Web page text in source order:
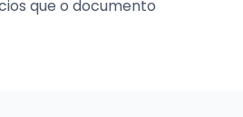
que o documento